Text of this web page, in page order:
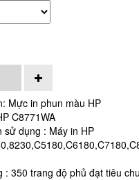
Mực in phun màu HP
C8771WA
sử dụng : Máy in HP
: 350 trang độ phủ đạt tiêu